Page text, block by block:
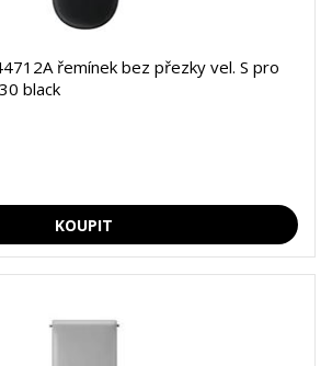
řemínek bez přezky vel. S pro
black